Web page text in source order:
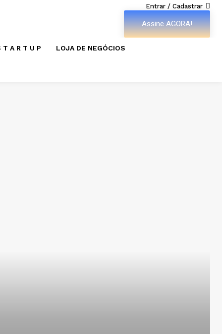
Entrar / Cadastrar
Assine AGORA!
T A R T U P LOJA DE NEGÓCIOS